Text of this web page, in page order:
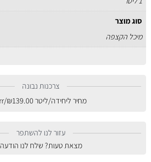
סוג מוצר
מיכל הקצפה
צרכנות נבונה
מחיר ליחידה/ליטר
₪139.00
/err
עזור לנו להשתפר
מצאת טעות? שלח לנו הודעה